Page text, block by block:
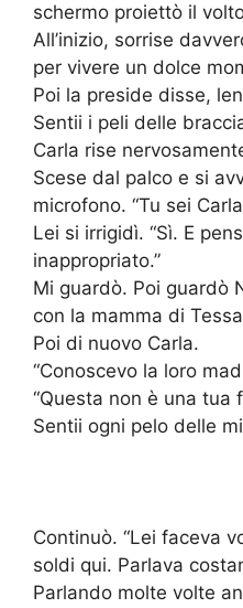
schermo proiettò il
All’inizio, sorrise
per vivere un dolce
Poi la preside disse,
Sentii i peli delle
Carla rise
Scese dal palco e si
microfono. “Tu sei
Lei si irrigidì. “Sì. E
inappropriato.”
Mi guardò. Poi guardò
con la mamma di
Poi di nuovo Carla.
“Conoscevo la loro
“Questa non è una tua
Sentii ogni pelo delle
Continuò. “Lei faceva
soldi qui. Parlava
Parlando molte volte